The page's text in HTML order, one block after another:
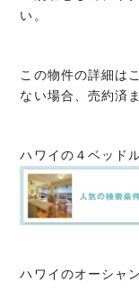
い。
この物件の詳細は
ない場合、売約済
ハワイの４ベッド
ハワイのオーシャ